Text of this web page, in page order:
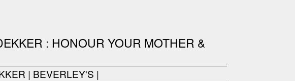
: HONOUR YOUR MOTHER &
| BEVERLEY'S |